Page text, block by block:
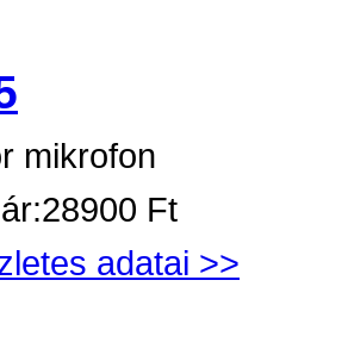
mikrofon
28900 Ft
adatai >>